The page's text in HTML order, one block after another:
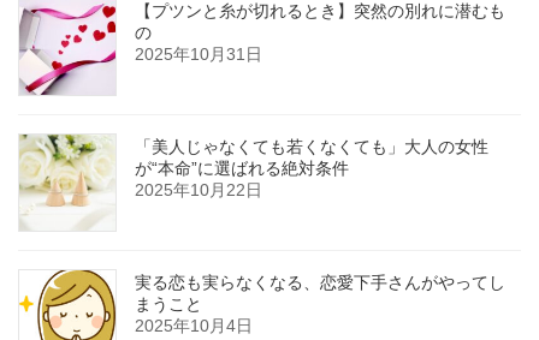
【プツンと糸が切れるとき】突然の別れに潜むも
の
2025年10月31日
「美人じゃなくても若くなくても」大人の女性
が“本命”に選ばれる絶対条件
2025年10月22日
実る恋も実らなくなる、恋愛下手さんがやってし
まうこと
2025年10月4日